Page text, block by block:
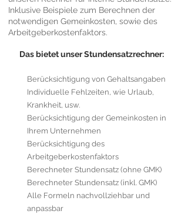
Inklusive Beispiele zum Berechnen der
notwendigen Gemeinkosten, sowie des
Arbeitgeberkostenfaktors.
Das bietet unser Stundensatzrechner:
Berücksichtigung von Gehaltsangaben
Individuelle Fehlzeiten, wie Urlaub,
Krankheit, usw.
Berücksichtigung der Gemeinkosten in
Ihrem Unternehmen
Berücksichtigung des
Arbeitgeberkostenfaktors
Berechneter Stundensatz (ohne GMK)
Berechneter Stundensatz (inkl. GMK)
Alle Formeln nachvollziehbar und
anpassbar